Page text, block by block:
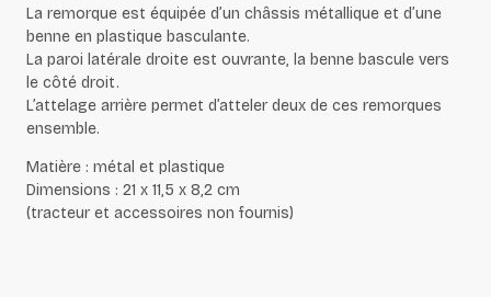
La remorque est équipée d’un châssis métallique et d’une
benne en plastique basculante.
La paroi latérale droite est ouvrante, la benne bascule vers
le côté droit.
L’attelage arrière permet d’atteler deux de ces remorques
ensemble.
Matière : métal et plastique
Dimensions : 21 x 11,5 x 8,2 cm
(tracteur et accessoires non fournis)